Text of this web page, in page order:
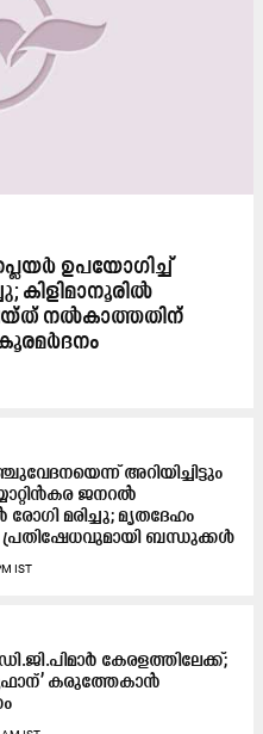
ഉപയോഗിച്ച്
കിളിമാനൂരിൽ
നൽകാത്തതിന്
അറിയിച്ചിട്ടും
ജനറൽ
മരിച്ചു; മൃതദേഹം
പ്രതിഷേധവുമായി ബന്ധുക്കൾ
IST
കേരളത്തിലേക്ക്;
കരുത്തേകാൻ